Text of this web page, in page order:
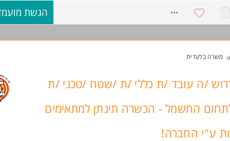
אחריות ויכולת עבודה בצוות
זמינות למשרה מלאה בשעות הבוקר.
משרות ומידע על יקבי כרמל >
הגשת
משרה בלעדית
/ה עובד /ת כללי /ת /שטח /טכני /ת
החשמל - הכשרה תינתן למתאימים
ע"י החברה!